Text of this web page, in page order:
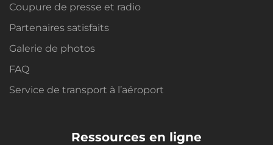
Coupure de presse et radio
Partenaires satisfaits
Galerie de photos
FAQ
Service de transport à l’aéroport
Ressources en ligne